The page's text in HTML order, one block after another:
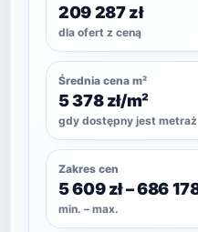
209 287 zł
dla ofert z ceną
Średnia cena m²
5 378 zł/m²
gdy dostępny jest metraż
Zakres cen
5 609 zł – 686
min. – max.